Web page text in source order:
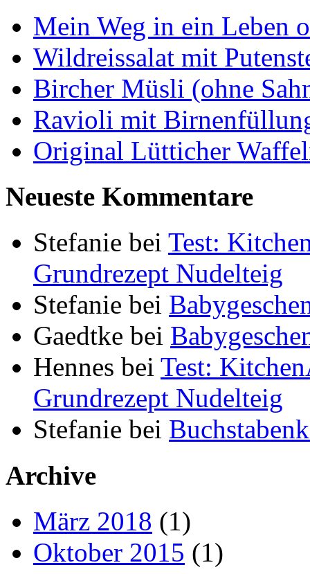
Mein Weg in ein Leben
Wildreissalat mit
Bircher Müsli (ohne
Ravioli mit
Original Lütticher
Neueste Kommentare
Stefanie bei Test:
Grundrezept Nudelteig
Stefanie bei
Gaedtke bei
Hennes bei Test:
Grundrezept Nudelteig
Stefanie bei
Archive
März 2018 (1)
Oktober 2015 (1)